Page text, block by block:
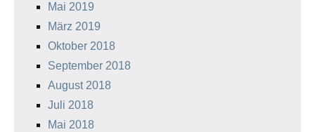
Mai 2019
März 2019
Oktober 2018
September 2018
August 2018
Juli 2018
Mai 2018